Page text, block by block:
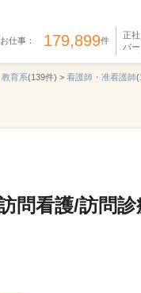
仕事： 179,899件
正
パ
育系(139件) > 看護師・准看護師
問看護/訪問診